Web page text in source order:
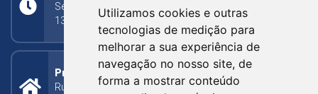
Utilizamos cookies e outras
tecnologias de medição para
melhorar a sua experiência de
navegação no nosso site, de
forma a mostrar conteúdo
Segunda a Sexta: 8h às 11h30min (manhã);
13h30min às 17h (tarde)
Prefeitura Municipal
Rua Silva Jardim, 505 - Bairro Centro - CEP: 95340-